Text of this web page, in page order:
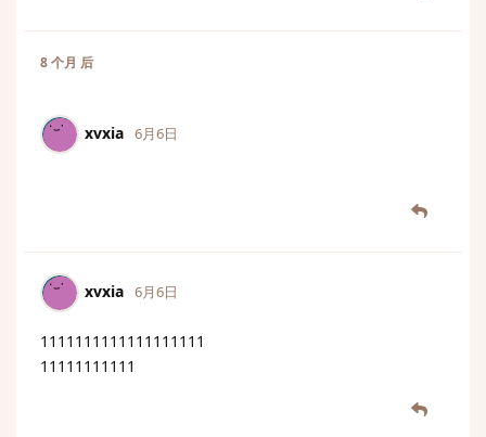
8 个月 后
xvxia 6月6日
xvxia 6月6日
1111111111111111111
11111111111